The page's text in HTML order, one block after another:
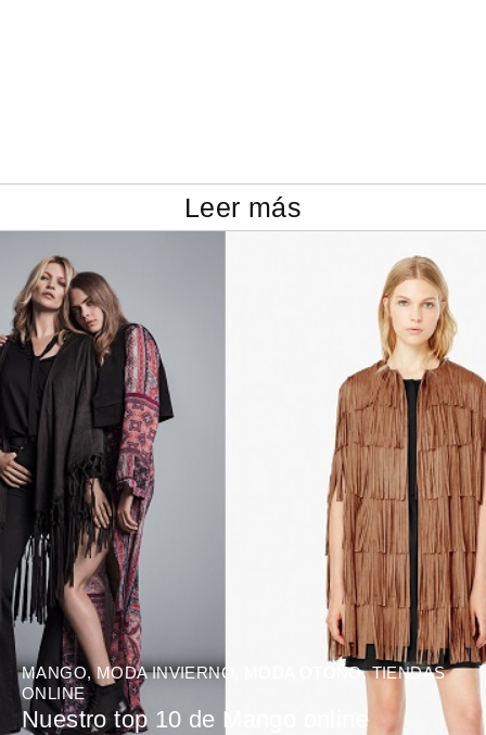
Leer más
MANGO,MODA INVIERNO MODA OTOÑO,TIENDAS
ONLINE
Nuestro top 10 de Mango online